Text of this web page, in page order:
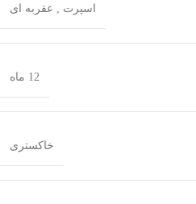
اسپرت , عقربه ای
12 ماه
خاکستری